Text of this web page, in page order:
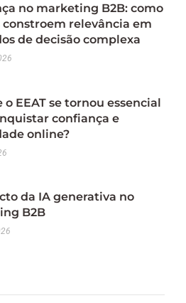
no marketing B2B: como
constroem relevância em
de decisão complexa
o EEAT se tornou essencial
confiança e
online?
da IA generativa no
B2B